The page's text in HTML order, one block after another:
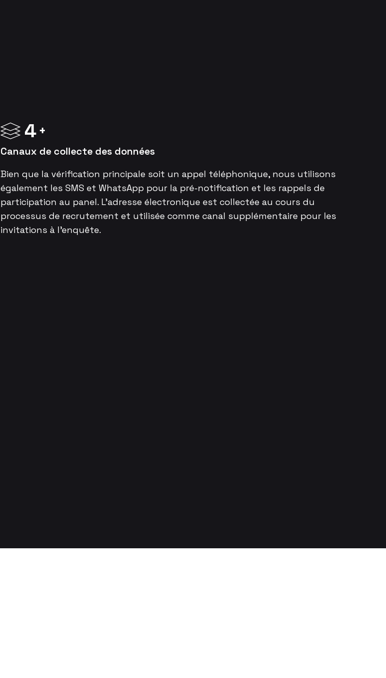
4
Canaux de collecte des données
Bien que la vérification principale soit un appel téléphonique, nous utilisons
également les SMS et WhatsApp pour la pré-notification et les rappels de
participation au panel. L’adresse électronique est collectée au cours du
processus de recrutement et utilisée comme canal supplémentaire pour les
invitations à l’enquête.